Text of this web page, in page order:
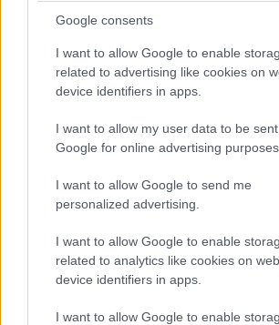
Google consents
I want to allow Google to enable
related to advertising like cookies on
device identifiers in apps.
I want to allow my user data to be
Google for online advertising purposes.
I want to allow Google to send me
personalized advertising.
I want to allow Google to enable
related to analytics like cookies on
device identifiers in apps.
I want to allow Google to enable
MARKET NEWS
Ο απόλυτος
αποτοξίνωση &
ισορροπία